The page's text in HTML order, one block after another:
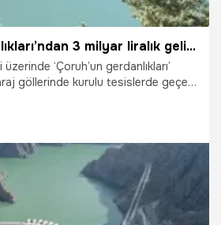
‘Çoruh'un gerdanlıkları’ndan 3 milyar liralık gelir sağlandı! 60 bin tonluk üretim hedefi
‘Çoruh’un gerdanlıkları’
göllerinde kurulu tesislerde geçen
ton balık üretimi gerçekleşecek.
katkısı 10 milyar TL olacak” dedi.